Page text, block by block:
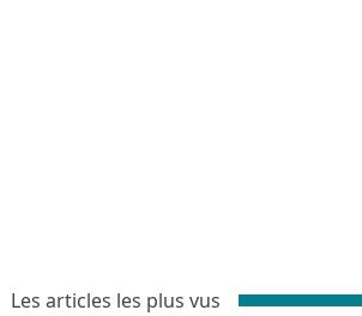
Les articles les plus vus